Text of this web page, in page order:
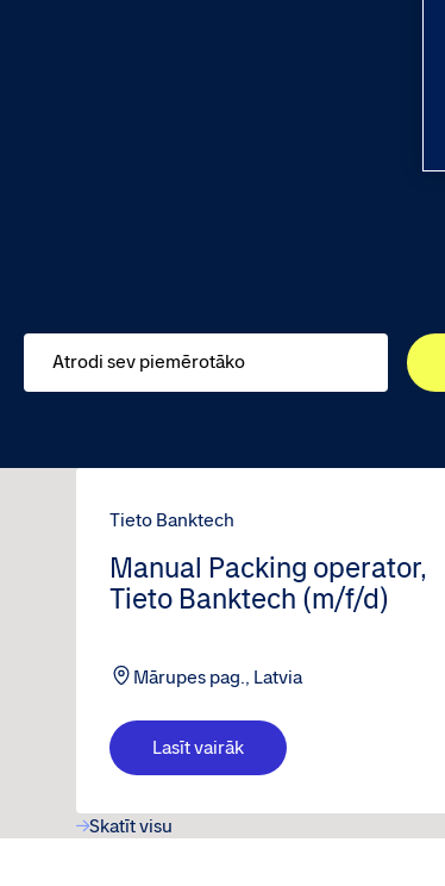
Manual Packing operator,
Tieto Banktech (m/f/d)
Mārupes pag., Latvia
Tieto Banktech
Lasīt vairāk
Skatīt visu